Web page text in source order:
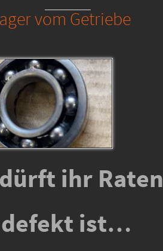
vom Getriebe
ihr
defekt ist…